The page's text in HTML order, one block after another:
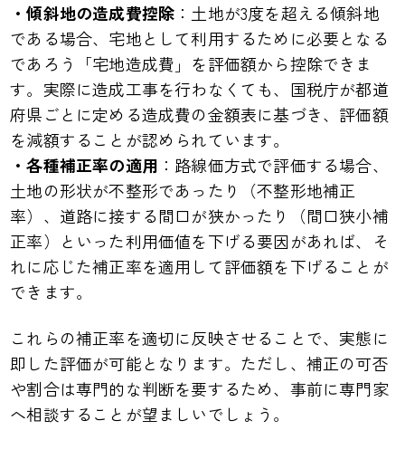
・傾斜地の造成費控除 ：土地が3度を超える傾斜地
である場合、宅地として利用するために必要となる
であろう「宅地造成費」を評価額から控除できま
す。実際に造成工事を行わなくても、国税庁が都道
府県ごとに定める造成費の金額表に基づき、評価額
を減額することが認められています。
・各種補正率の適用 ：路線価方式で評価する場合、
土地の形状が不整形であったり（不整形地補正
率）、道路に接する間口が狭かったり（間口狭小補
正率）といった利用価値を下げる要因があれば、そ
れに応じた補正率を適用して評価額を下げることが
できます。
これらの補正率を適切に反映させることで、実態に
即した評価が可能となります。ただし、補正の可否
や割合は専門的な判断を要するため、事前に専門家
へ相談することが望ましいでしょう。